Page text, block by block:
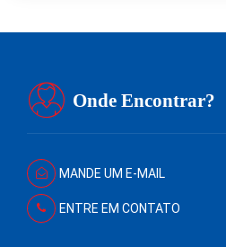
Onde Encontrar?
MANDE UM E-MAIL
ENTRE EM CONTATO